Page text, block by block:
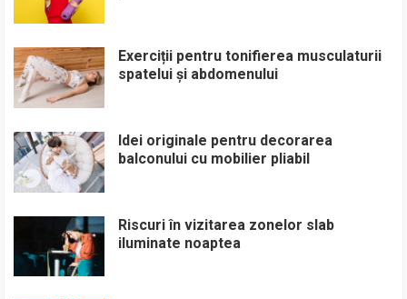
Exerciții pentru tonifierea musculaturii
spatelui și abdomenului
Idei originale pentru decorarea
balconului cu mobilier pliabil
Riscuri în vizitarea zonelor slab
iluminate noaptea